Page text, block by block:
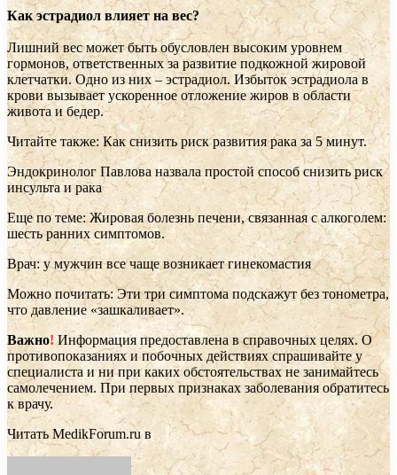
Как эстрадиол влияет на вес?
Лишний вес может быть обусловлен высоким уровнем
гормонов, ответственных за развитие подкожной жировой
клетчатки. Одно из них – эстрадиол. Избыток эстрадиола в
крови вызывает ускоренное отложение жиров в области
живота и бедер.
Читайте также: Как снизить риск развития рака за 5 минут.
Эндокринолог Павлова назвала простой способ снизить риск
инсульта и рака
Еще по теме: Жировая болезнь печени, связанная с алкоголем:
шесть ранних симптомов.
Врач: у мужчин все чаще возникает гинекомастия
Можно почитать: Эти три симптома подскажут без тонометра,
что давление «зашкаливает».
Важно! Информация предоставлена в справочных целях. О
противопоказаниях и побочных действиях спрашивайте у
специалиста и ни при каких обстоятельствах не занимайтесь
самолечением. При первых признаках заболевания обратитесь
к врачу.
Читать MedikForum.ru в